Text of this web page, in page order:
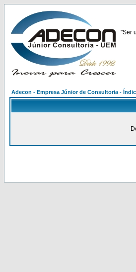
"Ser
Adecon - Empresa Júnior de Consultoria -